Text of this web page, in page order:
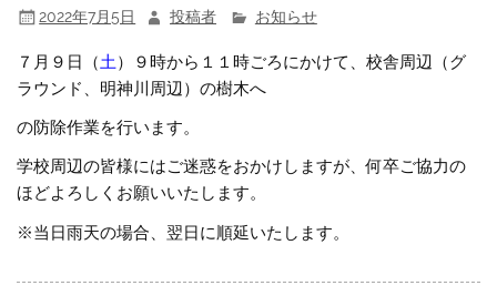
2022年7月5日 投稿者 お知らせ
７月９日（土 ）９時から１１時ごろにかけて、校舎周辺（グ
ラウンド、明神川周辺）の樹木へ
の防除作業を行います。
学校周辺の皆様にはご迷惑をおかけしますが、何卒ご協力の
ほどよろしくお願いいたします。
※当日雨天の場合、翌日に順延いたします。